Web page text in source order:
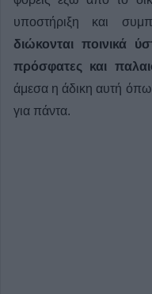
υποστήριξη και
διώκονται ποινικά
πρόσφατες και
άμεσα η άδικη αυτή
για πάντα.